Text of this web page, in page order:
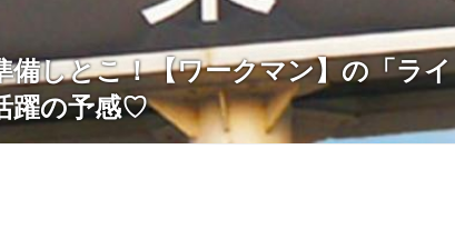
備しとこ！【ワークマン】の「ラ
躍の予感♡